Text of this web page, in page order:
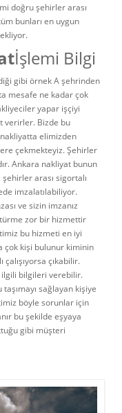
doğru şehirler arası
bunları en uygun
İşlemi Bilgi
gibi örnek A şehrinden
mesafe ne kadar çok
yapar işçiyi
verirler. Bizde bu
elimizden
çekmekteyiz. Şehirler
Ankara nakliyat bunun
arası sigortalı
imzalatılabiliyor.
ve sizin imzanız
zor bir hizmettir
bu hizmeti en iyi
çok kişi bulunur kiminin
çıkabilir.
ilgili bilgileri verebilir.
taşımayı sağlayan kişiye
böyle sorunlar için
bu şekilde eşyaya
gibi müşteri